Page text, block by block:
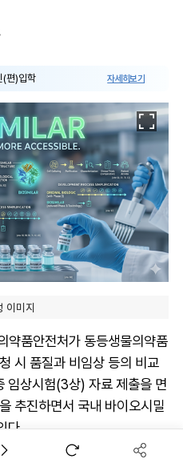
(편)입학 자세히보기
이미지
품안전처가 동등생물의약품
시 품질과 비임상 등의 비교
임상시험(3상) 자료 제출을 면
추진하면서 국내 바이오시밀
다.
쟁력 강화를 위해 최근 내놓은